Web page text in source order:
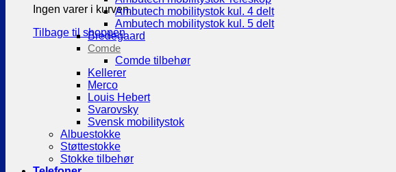
Ingen varer i kurven.
Tilbage til shoppen
Ambutech mobilitystok kul. 4 delt
Ambutech mobilitystok kul. 5 delt
Bredegaard
Comde
Comde tilbehør
Kellerer
Merco
Louis Hebert
Svarovsky
Svensk mobilitystok
Albuestokke
Støttestokke
Stokke tilbehør